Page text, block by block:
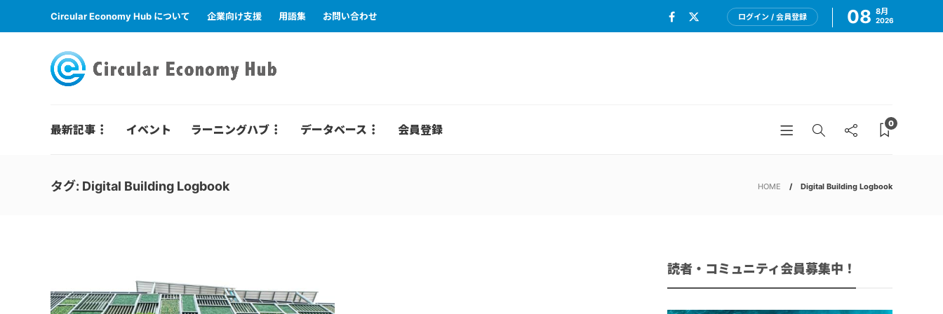
Circular Economy Hub について 企業向け支援 用語集 お問い合わせ ログイン / 会員登録 08 8月
2026
最新記事 イベント ラーニングハブ データベース 会員登録 0
タグ: Digital Building Logbook HOME Digital Building Logbook
読者・コミュニティ会員募集中！